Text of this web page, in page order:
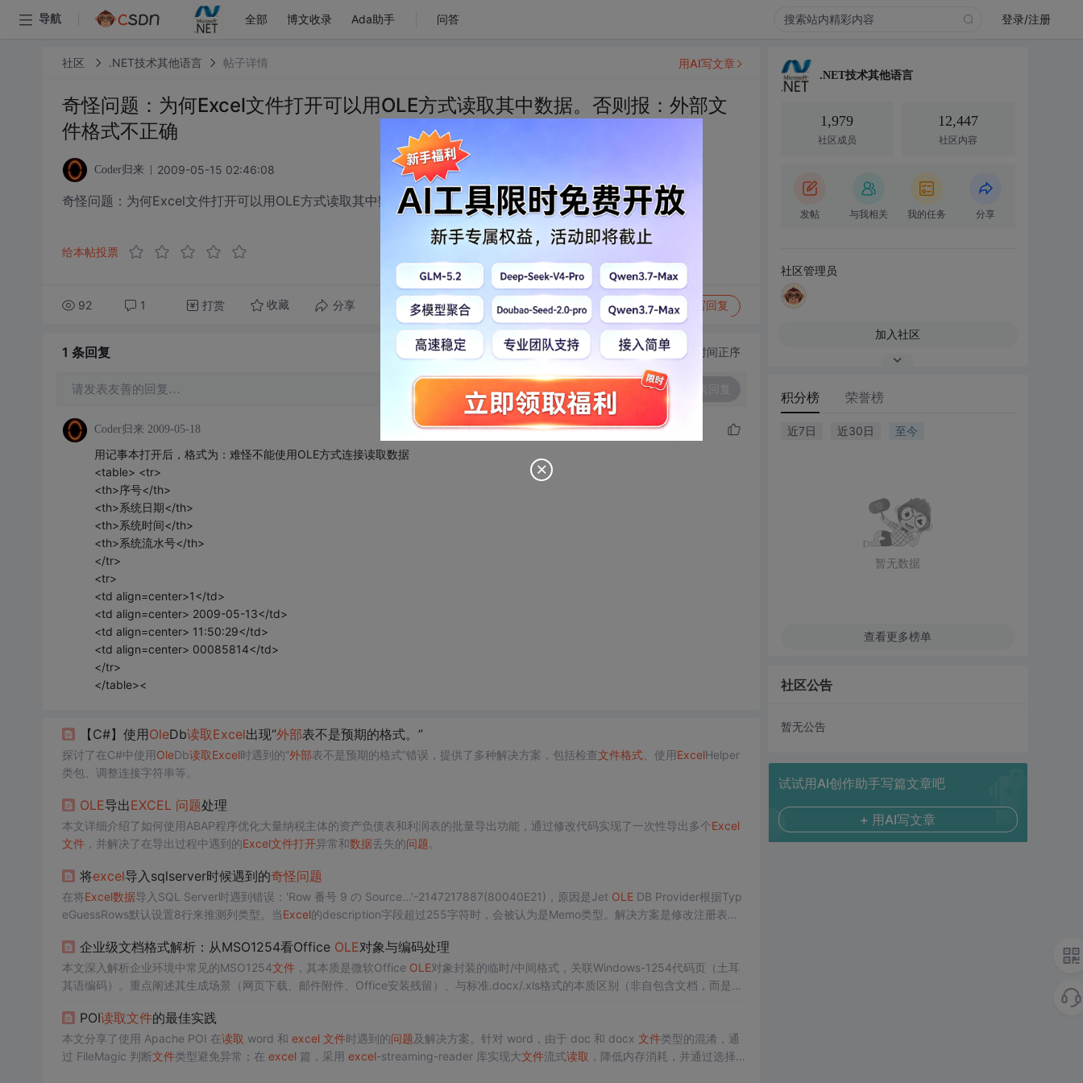
导航 全部 博文收录 Ada助手 问答 登录/注册
社区 .NET技术其他语言 帖子详情
奇怪问题：为何Excel文件打开可以用OLE方式读取其中数据。否则报：外部文
件格式不正确
Coder归来 2009-05-15 02:46:08
奇怪问题：为何Excel文件打开可以用OLE方式读取其中数据。否则报：外部文件格式不正确
给本帖投票
92 1 打赏 收藏 分享 转发到动态 举报 写回复
用AI写文章
1 条回复 切换为时间正序
请发表友善的回复…
Coder归来 2009-05-18
用记事本打开后，格式为：难怪不能使用OLE方式连接读取数据
<table> <tr>
<th>序号</th>
<th>系统日期</th>
<th>系统时间</th>
<th>系统流水号</th>
</tr>
<tr>
<td align=center>1</td>
<td align=center> 2009-05-13</td>
<td align=center> 11:50:29</td>
<td align=center> 00085814</td>
</tr>
</table><
【C#】使用OleDb读取Excel出现“外部表不是预期的格式。”
探讨了在C#中使用OleDb读取Excel时遇到的“外部表不是预期的格式”错误，提供了多种解决方案，包括检查文件格式、使用ExcelHelper
类包、调整连接字符串等。
OLE导出EXCEL 问题处理
本文详细介绍了如何使用ABAP程序优化大量纳税主体的资产负债表和利润表的批量导出功能，通过修改代码实现了一次性导出多个Excel
文件，并解决了在导出过程中遇到的Excel文件打开异常和数据丢失的问题
将excel导入sqlserver时候遇到的奇怪问题
在将Excel数据导入SQL Server时遇到错误：'Row 番号 9 の Source...'-2147217887(80040E21)，原因是Jet OLEDB Provider根据Typ
eGuessRows默认设置8行来推测列类型。当Excel的description字段超过255字符时，会被认为是Memo类型。解决方案是修改注册表中T
企业级文档格式解析：从MSO1254看Office OLE对象与编码处理
本文深入解析企业环境中常见的MSO1254文件，其本质是微软Office OLE对象封装的临时/中间格式，关联Windows-1254代码页（土耳
其语编码）。重点阐述其生成场景（网页下载、邮件附件、Office安装残留）、与标准.docx/.xls格式的本质区别（非自包含文档，而是需
化的重要性。
POI读取文件的最佳实践
本文分享了使用 Apache POI 在读取 word 和 excel 文件时遇到的问题及解决方案。针对 word，由于 doc 和 docx 文件类型的混淆，通
过 FileMagic 判断文件类型避免异常；在 excel篇，采用 excel-streaming-reader 库实现大文件流式读取 ，降低内存消耗，并通过选择性
.NET技术其他语言
1,979
社区成员
12,447
社区内容
发帖 与我相关 我的任务 分享
社区管理员
加入社区
积分榜 荣誉榜
近7日 近30日 至今
暂无数据
查看更多榜单
社区公告
暂无公告
试试用AI创作助手写篇文章吧
+ 用AI写文章